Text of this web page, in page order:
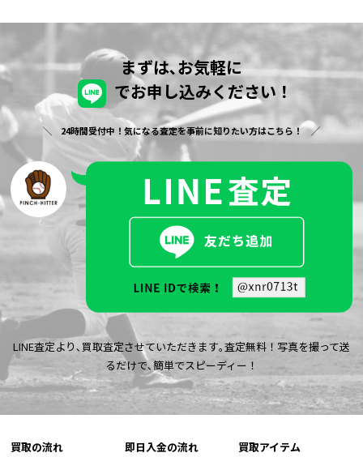
まずは､お気軽に
でお申し込みください！
24時間受付中！気になる査定を事前に知りたい方はこちら！
LINE査定より､買取査定させていただきます｡査定無料！写真を撮って送
るだけで､簡単でスピーディー！
買取の流れ 即日入金の流れ 買取アイテム